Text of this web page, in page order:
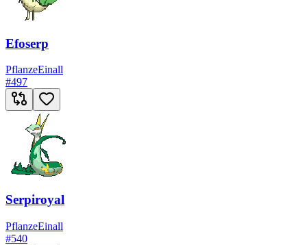
Efoserp
PflanzeEinall
#497
Serpiroyal
PflanzeEinall
#540